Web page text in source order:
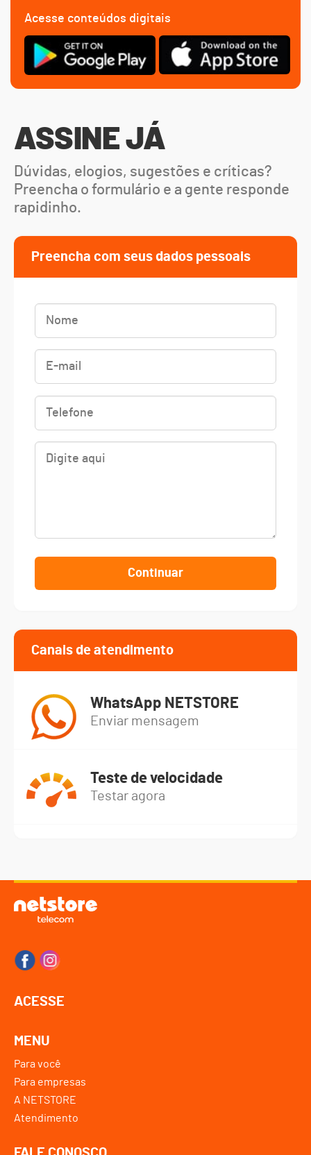
Acesse conteúdos digitais
ASSINE JÁ
Dúvidas, elogios, sugestões e críticas?
Preencha o formulário e a gente responde
rapidinho.
Preencha com seus dados pessoais
Continuar
Canais de atendimento
WhatsApp NETSTORE
Enviar mensagem
Teste de velocidade
Testar agora
ACESSE
MENU
Para você
Para empresas
A NETSTORE
Atendimento